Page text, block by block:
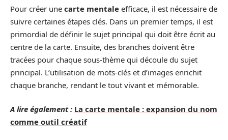
Pour créer une carte mentale efficace, il est nécessaire de
suivre certaines étapes clés. Dans un premier temps, il est
primordial de définir le sujet principal qui doit être écrit au
centre de la carte. Ensuite, des branches doivent être
tracées pour chaque sous-thème qui découle du sujet
principal. L’utilisation de mots-clés et d’images enrichit
chaque branche, rendant le tout vivant et mémorable.
A lire également : La carte mentale : expansion du nom
comme outil créatif